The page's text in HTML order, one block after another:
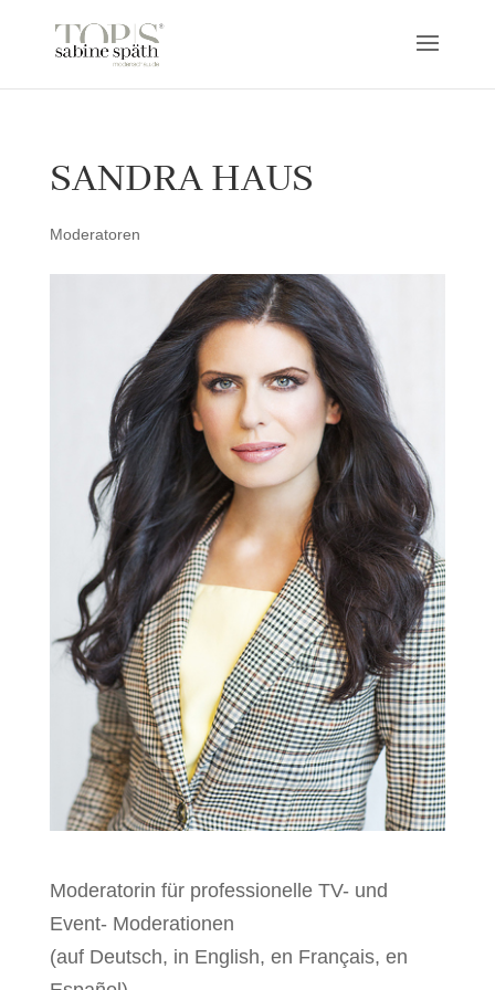
SANDRA HAUS
Moderatoren
Moderatorin für professionelle TV- und
Event- Moderationen
(auf Deutsch, in English, en Français, en